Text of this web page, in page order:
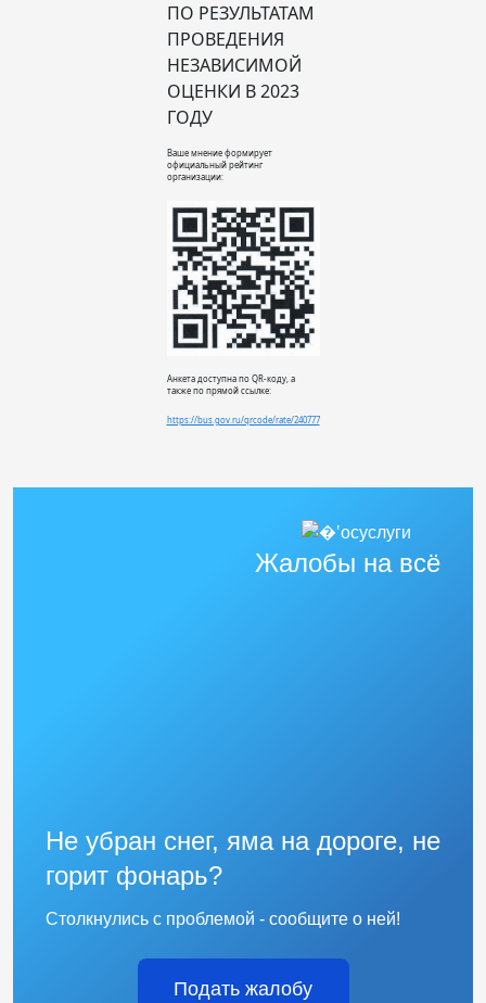
ПО РЕЗУЛЬТАТАМ
ПРОВЕДЕНИЯ
НЕЗАВИСИМОЙ
ОЦЕНКИ В 2023
ГОДУ
Ваше мнение формирует
официальный рейтинг
организации:
Анкета доступна по QR-коду, а
также по прямой ссылке:
https://bus.gov.ru/qrcode/rate/240777
Жалобы на всё
Не убран снег, яма на дороге, не
горит фонарь?
Столкнулись с проблемой - сообщите о ней!
Подать жалобу